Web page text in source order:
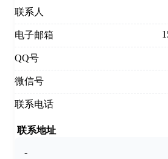
联系人
电子邮箱
QQ号
微信号
联系电话
联系地址
-